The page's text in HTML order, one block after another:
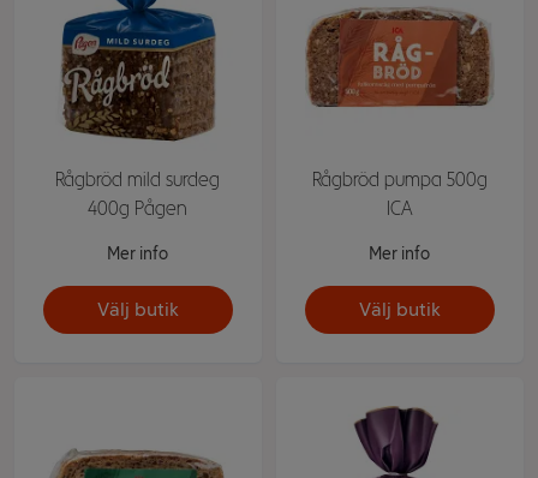
Rågbröd mild surdeg
400g Pågen
Mer info
Välj butik
Rågbröd pumpa 500g
ICA
Mer info
Välj butik